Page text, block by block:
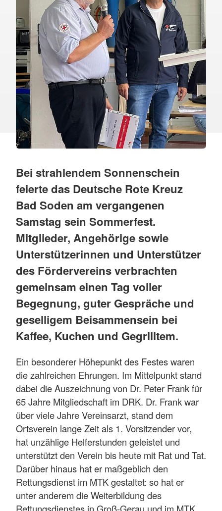
Bei strahlendem Sonnenschein
feierte das Deutsche Rote Kreuz
Bad Soden am vergangenen
Samstag sein Sommerfest.
Mitglieder, Angehörige sowie
Unterstützerinnen und Unterstützer
des Fördervereins verbrachten
gemeinsam einen Tag voller
Begegnung, guter Gespräche und
geselligem Beisammensein bei
Kaffee, Kuchen und Gegrilltem.
Ein besonderer Höhepunkt des Festes waren
die zahlreichen Ehrungen. Im Mittelpunkt stand
dabei die Auszeichnung von Dr. Peter Frank für
65 Jahre Mitgliedschaft im DRK. Dr. Frank war
über viele Jahre Vereinsarzt, stand dem
Ortsverein lange Zeit als 1. Vorsitzender vor,
hat unzählige Helferstunden geleistet und
unterstützt den Verein bis heute mit Rat und Tat.
Darüber hinaus hat er maßgeblich den
Rettungsdienst im MTK gestaltet: so hat er
unter anderem die Weiterbildung des